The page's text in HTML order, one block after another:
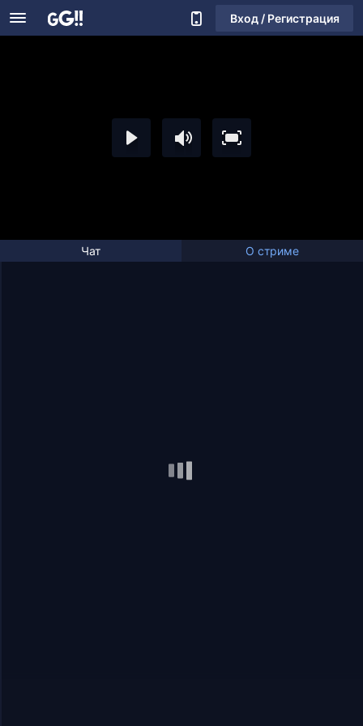
Вход / Регистрация
Чат О стриме